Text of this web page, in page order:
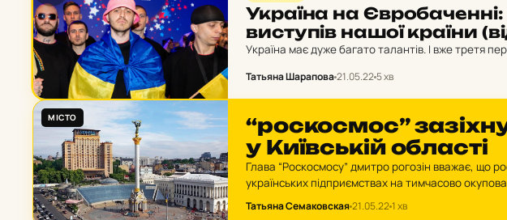
Ук­ра­ї­на на
вис­ту­пів нашої країни
Україна має дуже багато талантів. І вже третя
Татьяна Шарапова21.05.225 хв
МІСТО
“рос­кос­мос”
у Ки­їв­ській об­лас­ті
Глава “Роскосмосу” дмитро рогозін вважає, що
українських підприємствах на тимчасово
інтерв’ю телеканалу “россия-24”. “Щодо
Татьяна Семаковская21.05.221 хв